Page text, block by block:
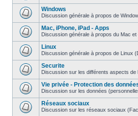
Windows
Discussion générale à propos de
Mac, iPhone, iPad - Apps
Discussion générale à propos du Mac et
Linux
Discussion générale à propos de Linux
Securite
Discussion sur les différents aspects
Vie privée - Protection des
Discussion sur les données
Réseaux sociaux
Discussion sur les réseaux sociaux